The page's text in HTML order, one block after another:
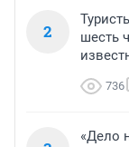
2
шесть
736
«Дело